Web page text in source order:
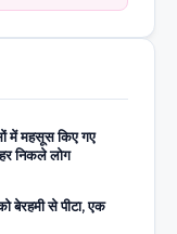
में महसूस किए गए
निकले लोग
बेरहमी से पीटा, एक